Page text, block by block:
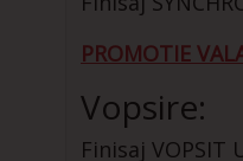
PROMOTIE
Vopsire:
Finisaj VOPSIT